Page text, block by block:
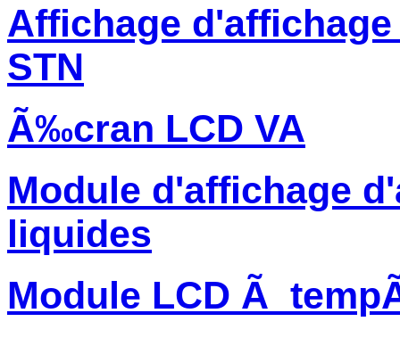
Affichage
STN
Ã‰cran LCD VA
Module d'affichage
liquides
Module LCD Ã